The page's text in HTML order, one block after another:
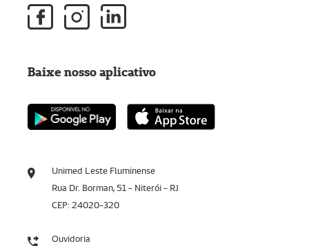
Unimed Leste Fluminense
Rua Dr. Borman, 51 - Niterói - RJ
CEP: 24020-320
Ouvidoria
Baixe nosso aplicativo